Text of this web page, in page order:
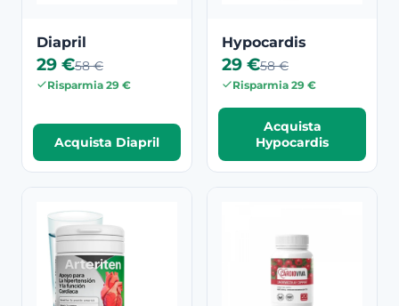
Diapril
29 €58 €
Risparmia 29 €
Acquista Diapril
Hypocardis
29 €58 €
Risparmia 29 €
Acquista
Hypocardis